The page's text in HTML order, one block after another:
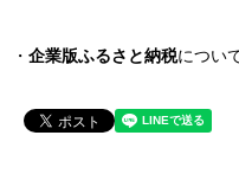
・ 企業版ふるさと納税につい